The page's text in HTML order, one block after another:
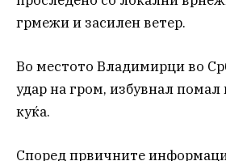
грмежи и засилен ветер.
Во местото Владимирци во
удар на гром, избувнал помал
куќа.
Според првичните